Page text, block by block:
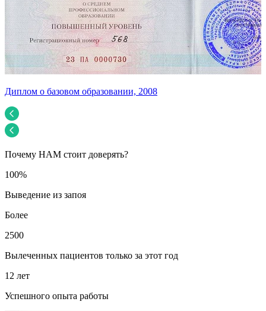
Диплом о базовом образовании, 2008
Почему НАМ стоит доверять?
100%
Выведение из запоя
Более
2500
Вылеченных пациентов только за этот год
12 лет
Успешного опыта работы